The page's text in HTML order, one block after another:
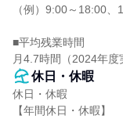
（例）9:00～18:00
■平均残業時間
月4.7時間（2024年度
休日・休暇
休日・休暇
【年間休日・休暇】